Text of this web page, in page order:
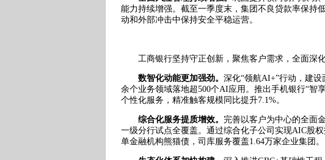
能力持续增强。截至一季度末，集团不良贷款率保持
动和外部冲击中保持安全平稳运营。
工商银行坚持守正创新，聚焦客户需求，全面深化
数智化动能更加强劲。 深化“领航AI+”行动，建
余个业务领域落地超500个AI应用。推出手机银行“智
个性化服务，精准触客规模同比提升7.1%。
综合化服务提质增效。 完善以客户为中心的全面
一级分行试点全覆盖。通过综合化子公司实现AIC股
单金融机构熊猫债，司库服务覆盖1.64万家企业集团。